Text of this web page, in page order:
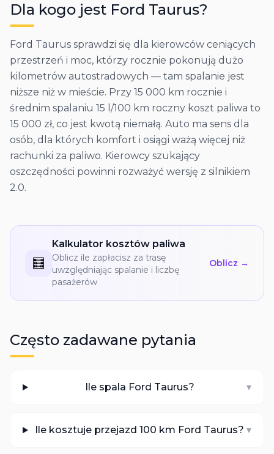
Dla kogo jest Ford Taurus?
Ford Taurus sprawdzi się dla kierowców ceniących
przestrzeń i moc, którzy rocznie pokonują dużo
kilometrów autostradowych — tam spalanie jest
niższe niż w mieście. Przy 15 000 km rocznie i
średnim spalaniu 15 l/100 km roczny koszt paliwa to
15 000 zł, co jest kwotą niemałą. Auto ma sens dla
osób, dla których komfort i osiągi ważą więcej niż
rachunki za paliwo. Kierowcy szukający
oszczędności powinni rozważyć wersję z silnikiem
2.0.
🧮
Kalkulator kosztów paliwa
Oblicz ile zapłacisz za trasę
uwzględniając spalanie i liczbę
pasażerów
Oblicz →
Często zadawane pytania
Ile spala Ford Taurus? ▾
Ile kosztuje przejazd 100 km Ford Taurus? ▾